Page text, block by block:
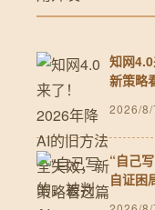
知网
新策略
2026/
“自己
自证困